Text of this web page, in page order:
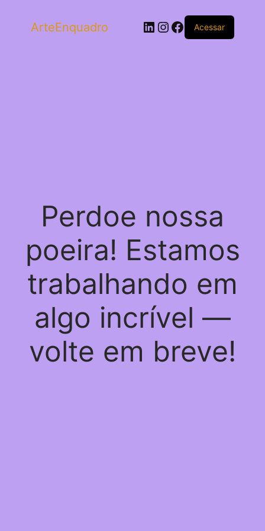
ArteEnquadro LinkedIn
Instagram
Facebook
Acessar
Perdoe nossa
poeira! Estamos
trabalhando em
algo incrível —
volte em breve!